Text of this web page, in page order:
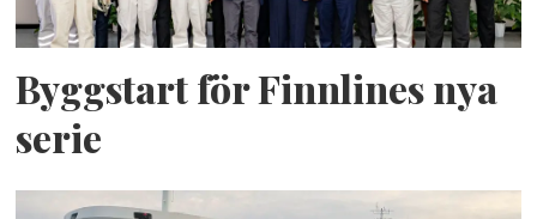
Byggstart för Finnlines nya
serie